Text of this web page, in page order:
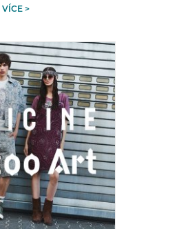
VÍCE >